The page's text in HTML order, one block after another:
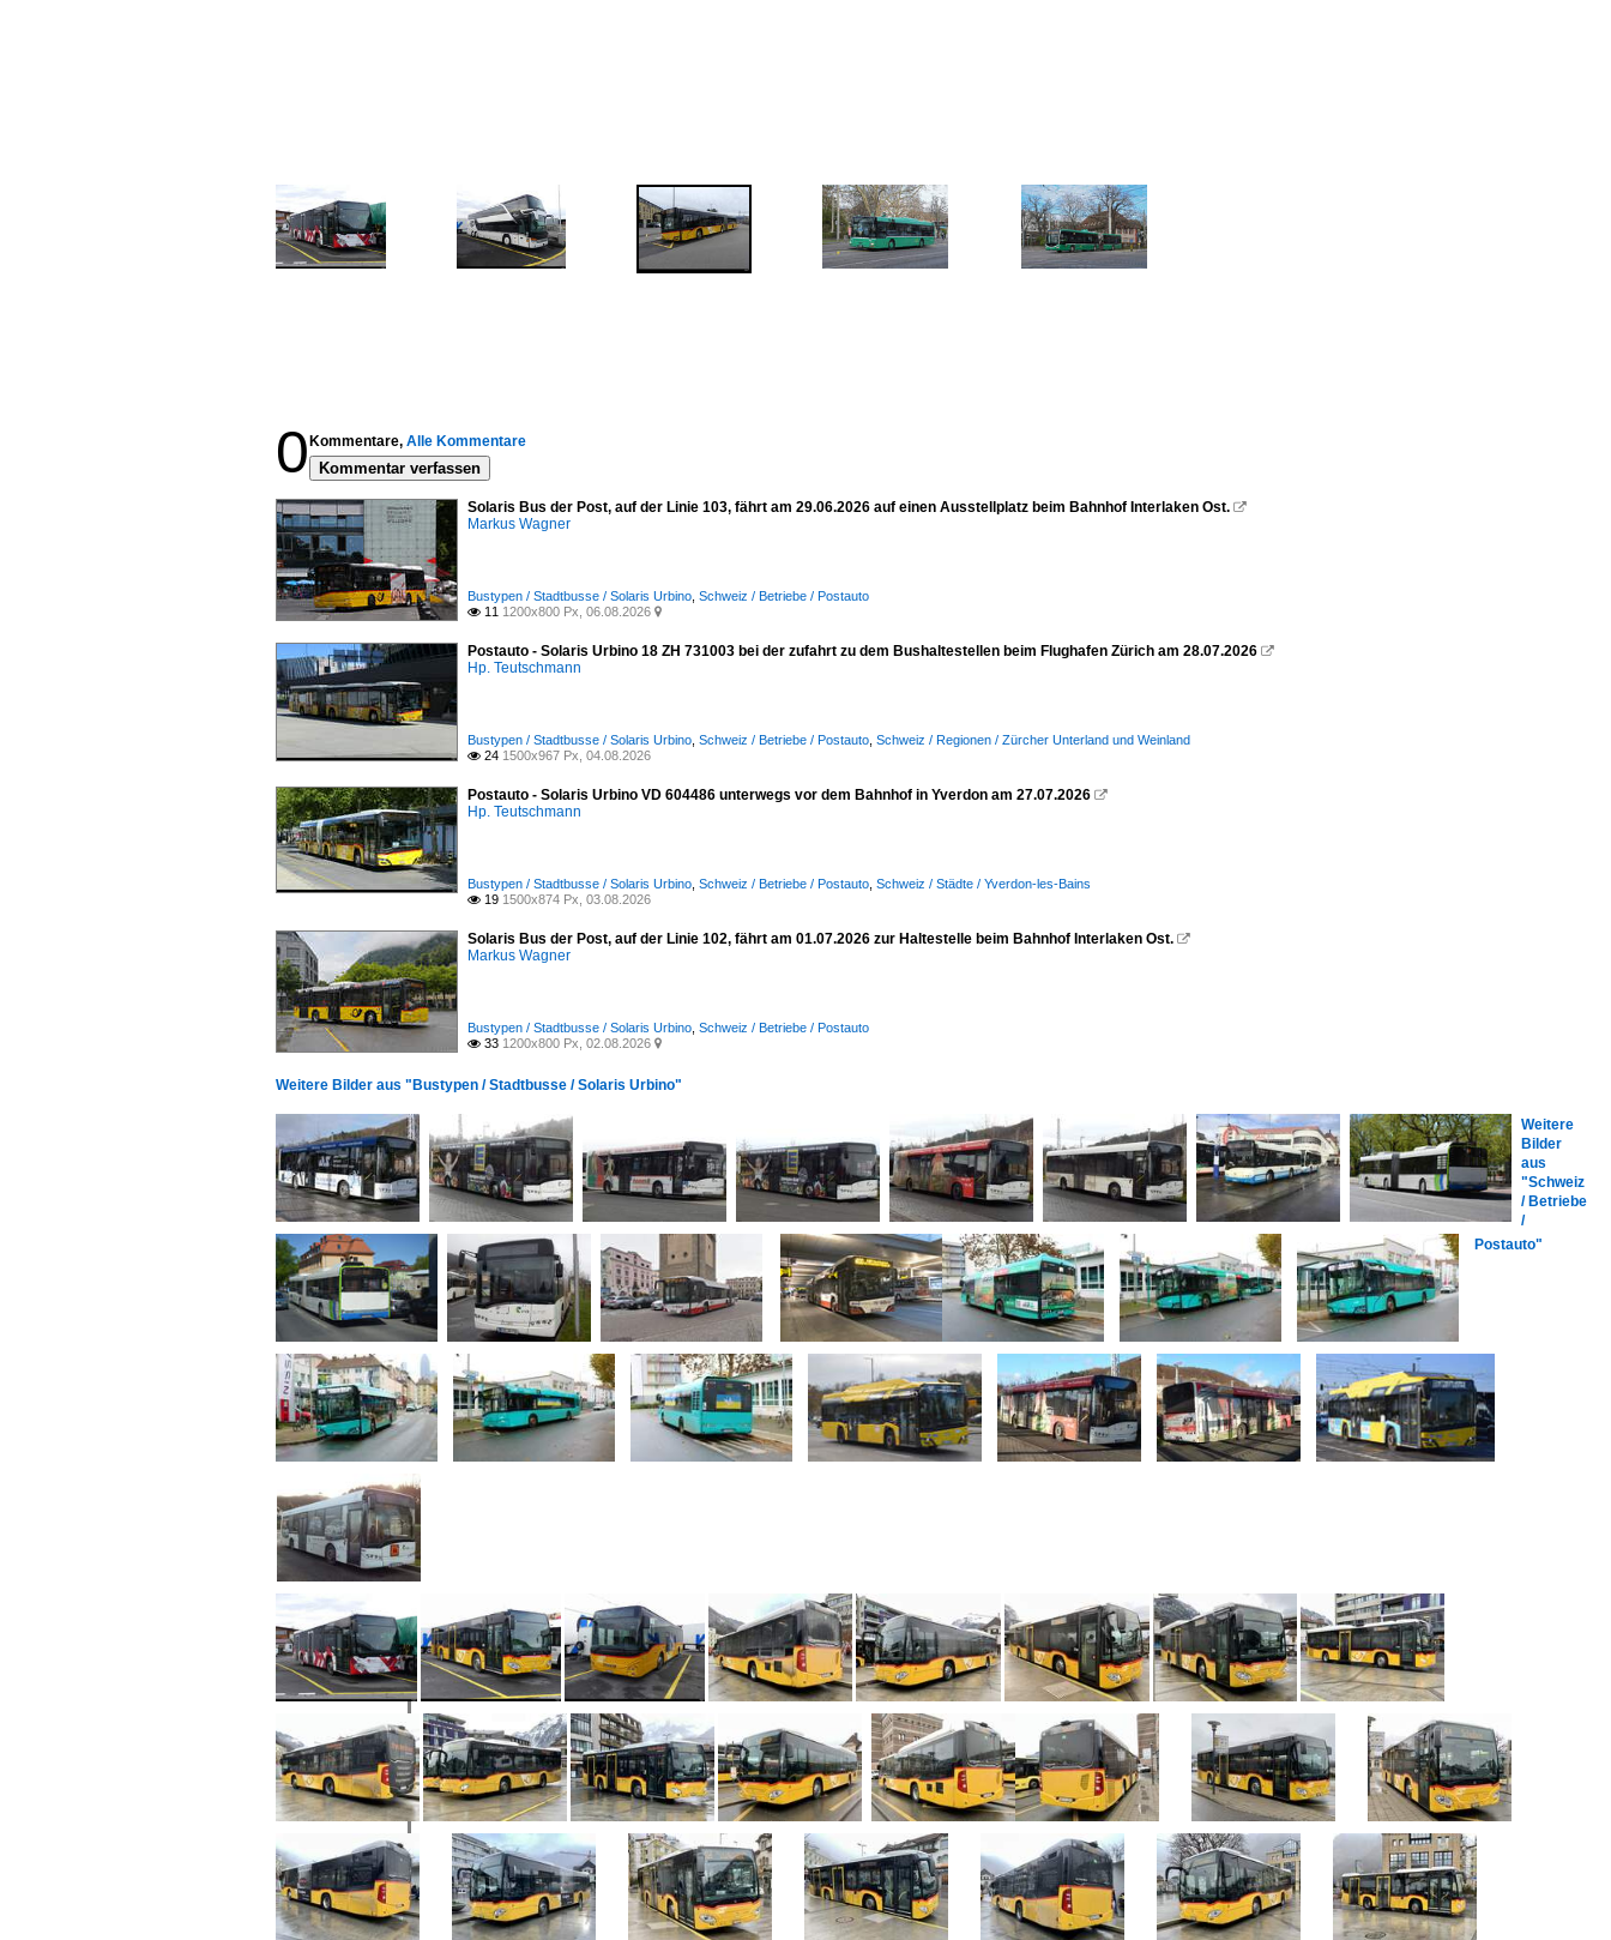
0 Kommentare, Alle Kommentare
Kommentar verfassen
Solaris Bus der Post, auf der Linie 103, fährt am 29.06.2026 auf einen Ausstellplatz beim Bahnhof Interlaken Ost. 
Markus Wagner
Bustypen / Stadtbusse / Solaris Urbino Schweiz / Betriebe / Postauto
 11 1200x800 Px, 06.08.2026 
Postauto - Solaris Urbino 18 ZH 731003 bei der zufahrt zu dem Bushaltestellen beim Flughafen Zürich am 28.07.2026 
Hp. Teutschmann
Bustypen / Stadtbusse / Solaris Urbino Schweiz / Betriebe / Postauto Schweiz / Regionen / Zürcher Unterland und Weinland
 24 1500x967 Px, 04.08.2026
Postauto - Solaris Urbino VD 604486 unterwegs vor dem Bahnhof in Yverdon am 27.07.2026 
Hp. Teutschmann
Bustypen / Stadtbusse / Solaris Urbino Schweiz / Betriebe / Postauto Schweiz / Städte / Yverdon-les-Bains
 19 1500x874 Px, 03.08.2026
Solaris Bus der Post, auf der Linie 102, fährt am 01.07.2026 zur Haltestelle beim Bahnhof Interlaken Ost. 
Markus Wagner
Bustypen / Stadtbusse / Solaris Urbino Schweiz / Betriebe / Postauto
 33 1200x800 Px, 02.08.2026 
Weitere Bilder aus "Bustypen / Stadtbusse / Solaris Urbino"
Weitere
Bilder
aus
"Schweiz
/ Betriebe
/
Postauto"